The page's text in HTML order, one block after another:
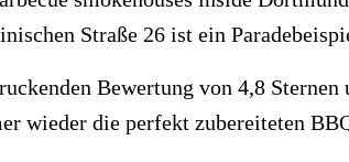
Straße 26 ist ein
Bewertung von 4,8
wieder die perfekt zubereiteten